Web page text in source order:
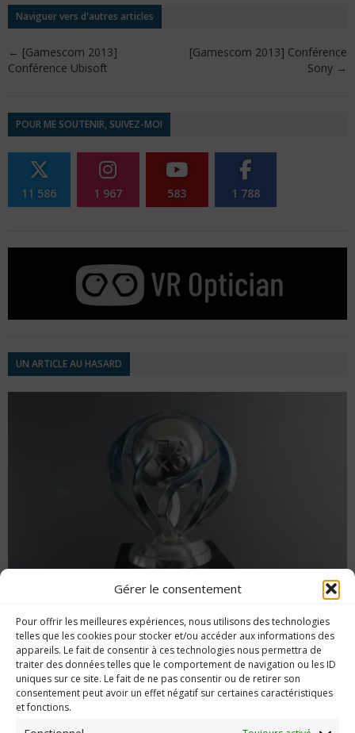
Gérer le consentement
Pour offrir les meilleures expériences, nous utilisons des technologies
telles que les cookies pour stocker et/ou accéder aux informations des
appareils. Le fait de consentir à ces technologies nous permettra de
traiter des données telles que le comportement de navigation ou les ID
uniques sur ce site. Le fait de ne pas consentir ou de retirer son
consentement peut avoir un effet négatif sur certaines caractéristiques
et fonctions.
Naviguer vers d'autres articles
← [Gamescom 2013]
Conférence Ubisoft
[Gamescom 2013] Conférence
Sony →
POUR ME SOUTENIR, SUIVEZ-MOI
11 586 1 967 583 1 788
UN ARTICLE AU HASARD
acharnement…
Imerod.fr est un site traitant de l'univers du jeu vidéo. Toute
reproduction partielle ou complète sans autorisation préalable